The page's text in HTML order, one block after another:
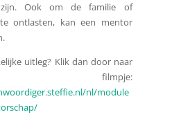
Ook om de familie of
ontlasten, kan een mentor
uitleg? Klik dan door naar
nl/module